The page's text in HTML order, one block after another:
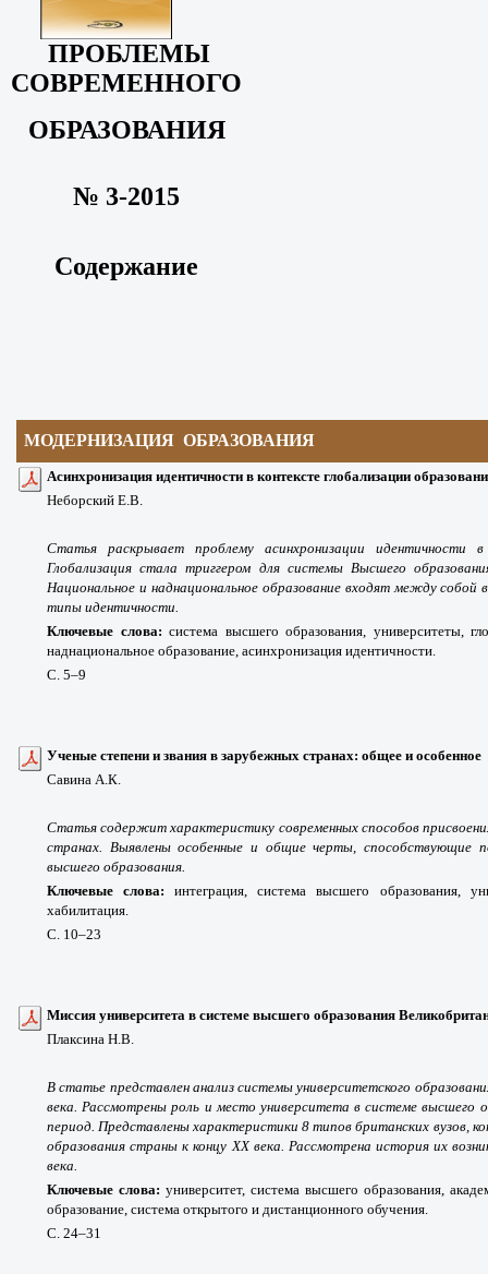
ПРОБЛЕМЫ
СОВРЕМЕННОГО
ОБРАЗОВАНИЯ
№ 3-2015
Содержание
МОДЕРНИЗАЦИЯ ОБРАЗОВАНИЯ
Асинхронизация идентичности в контексте глобализации
Неборский Е.В.
Статья раскрывает проблему асинхронизации идентичности в
Глобализация стала триггером для системы Высшего
Национальное и наднациональное образование входят между
типы идентичности.
Ключевые слова:система высшего образования, университеты,
наднациональное образование, асинхронизация идентичности.
С. 5–9
Ученые степени и звания в зарубежных странах: общее и особенное
Савина А.К.
Статья содержит характеристику современных способов
странах. Выявлены особенные и общие черты, способствующие
высшего образования.
Ключевые слова:интеграция, система высшего образования,
хабилитация.
С. 10–23
Миссия университета в системе высшего образования
Плаксина Н.В.
В статье представлен анализ системы университетского
века. Рассмотрены роль и место университета в системе высшего
период. Представлены характеристики 8 типов британских вузов,
образования страны к концу XX века. Рассмотрена история их
века.
Ключевые слова: университет, система высшего образования,
образование, система открытого и дистанционного обучения.
С. 24–31